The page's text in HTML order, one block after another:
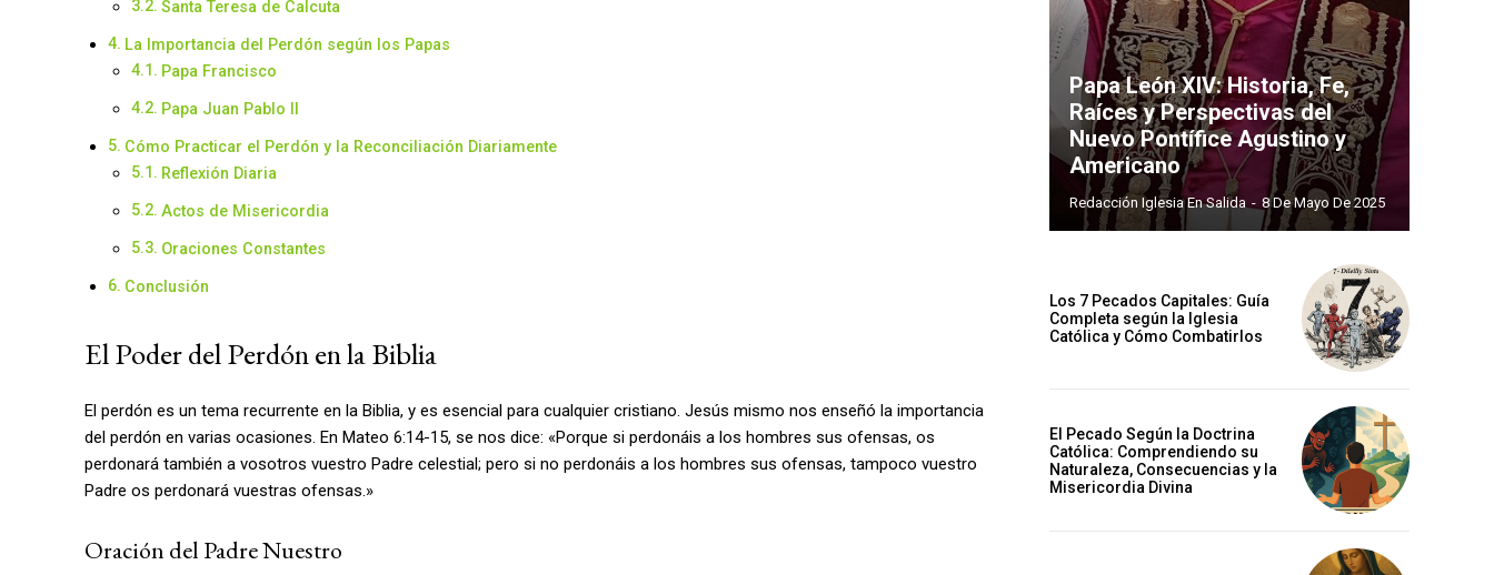
Santa Teresa de Calcuta
La Importancia del Perdón según los Papas
Papa Francisco
Papa Juan Pablo II
Cómo Practicar el Perdón y la Reconciliación Diariamente
Reflexión Diaria
Actos de Misericordia
Oraciones Constantes
Conclusión
El Poder del Perdón en la Biblia
El perdón es un tema recurrente en la Biblia, y es esencial para cualquier cristiano. Jesús mismo nos enseñó la importancia
del perdón en varias ocasiones. En Mateo 6:14-15, se nos dice: «Porque si perdonáis a los hombres sus ofensas, os
perdonará también a vosotros vuestro Padre celestial; pero si no perdonáis a los hombres sus ofensas, tampoco vuestro
Padre os perdonará vuestras ofensas.»
Oración del Padre Nuestro
Papa León XIV: Historia, Fe,
Raíces y Perspectivas del
Nuevo Pontífice Agustino y
Americano
Redacción Iglesia En Salida - 8 De Mayo De 2025
Los 7 Pecados Capitales: Guía
Completa según la Iglesia
Católica y Cómo Combatirlos
El Pecado Según la Doctrina
Católica: Comprendiendo su
Naturaleza, Consecuencias y la
Misericordia Divina